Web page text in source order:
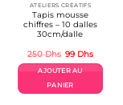
ATELIERS CRÉATIFS
Tapis mousse
chiffres – 10 dalles
30cm/dalle
250Dhs Le
initial
était :
250 Dhs.
99 DhsLe
actuel
AJOUTER AU
PANIER